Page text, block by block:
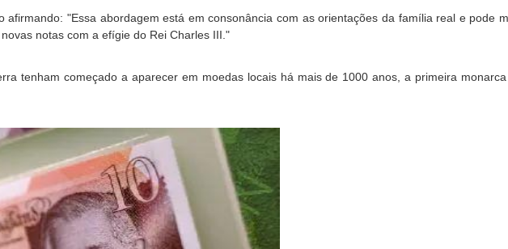
afirmando: "Essa abordagem está em consonância com as orientações da família real e pode
notas com a efígie do Rei Charles III."
tenham começado a aparecer em moedas locais há mais de 1000 anos, a primeira